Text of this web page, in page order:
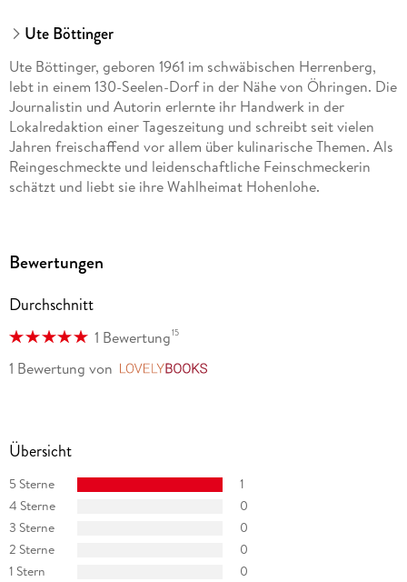
Ute Böttinger
Ute Böttinger, geboren 1961 im schwäbischen Herrenberg,
lebt in einem 130-Seelen-Dorf in der Nähe von Öhringen. Die
Journalistin und Autorin erlernte ihr Handwerk in der
Lokalredaktion einer Tageszeitung und schreibt seit vielen
Jahren freischaffend vor allem über kulinarische Themen. Als
Reingeschmeckte und leidenschaftliche Feinschmeckerin
schätzt und liebt sie ihre Wahlheimat Hohenlohe.
Bewertungen
Durchschnitt
1 Bewertung15
1 Bewertung von
Übersicht
5 Sterne
1
4 Sterne
0
3 Sterne
0
2 Sterne
0
1 Stern
0